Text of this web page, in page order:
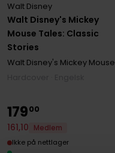
Walt Disney's Mickey
Mouse Tales: Classic
Stories
Walt Disney
Walt Disney's Mickey Mouse
17900
161,10
Medlem
Ikke på nettlager